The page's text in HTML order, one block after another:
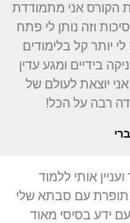
הקורס אני מתמודדת
וזה נותן לי פתח
יותר קל בלימודים
בידיים ומגע עדין
יוצאת לעולם של
רבה על הכל!
אותי ללמוד
תופרת עם סבתא שלי
ידע בסיסי מאוד